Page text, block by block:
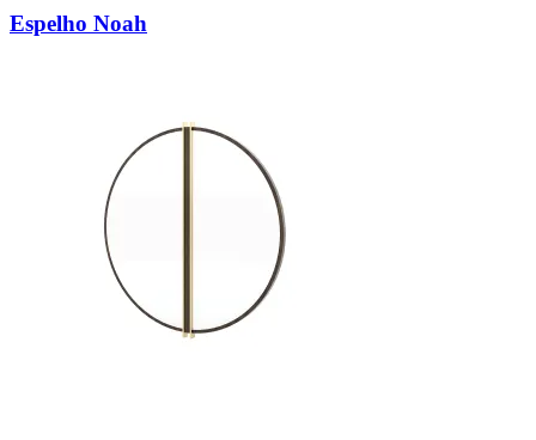
Espelho Noah